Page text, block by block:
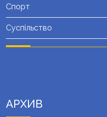
Спорт
Суспільство
АРХИВ